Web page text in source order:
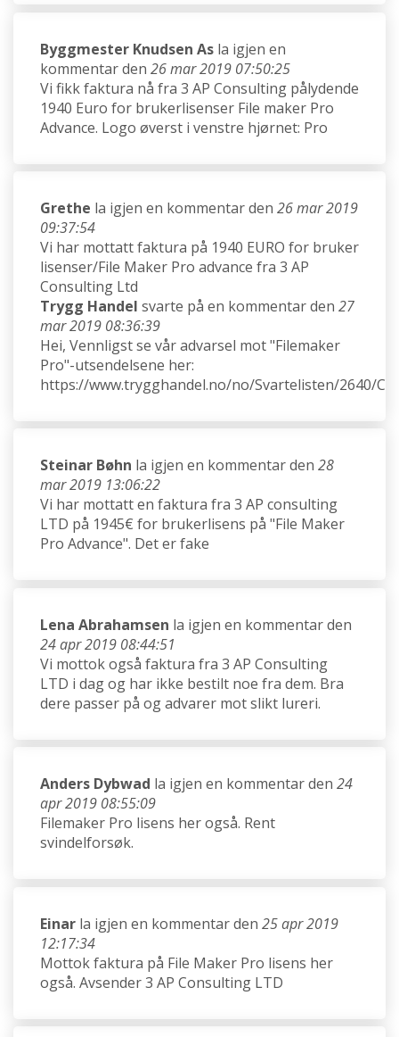
Byggmester Knudsen As la igjen en
kommentar den 26 mar 2019 07:50:25
Vi fikk faktura nå fra 3 AP Consulting pålydende
1940 Euro for brukerlisenser File maker Pro
Advance. Logo øverst i venstre hjørnet: Pro
Grethe la igjen en kommentar den 26 mar 2019
09:37:54
Vi har mottatt faktura på 1940 EURO for bruker
lisenser/File Maker Pro advance fra 3 AP
Consulting Ltd
Trygg Handel svarte på en kommentar den 27
mar 2019 08:36:39
Hei, Vennligst se vår advarsel mot "Filemaker
Pro"-utsendelsene her:
https://www.trygghandel.no/no/Svartelisten/2640/
Steinar Bøhn la igjen en kommentar den 28
mar 2019 13:06:22
Vi har mottatt en faktura fra 3 AP consulting
LTD på 1945€ for brukerlisens på "File Maker
Pro Advance". Det er fake
Lena Abrahamsen la igjen en kommentar den
24 apr 2019 08:44:51
Vi mottok også faktura fra 3 AP Consulting
LTD i dag og har ikke bestilt noe fra dem. Bra
dere passer på og advarer mot slikt lureri.
Anders Dybwad la igjen en kommentar den 24
apr 2019 08:55:09
Filemaker Pro lisens her også. Rent
svindelforsøk.
Einar la igjen en kommentar den 25 apr 2019
12:17:34
Mottok faktura på File Maker Pro lisens her
også. Avsender 3 AP Consulting LTD